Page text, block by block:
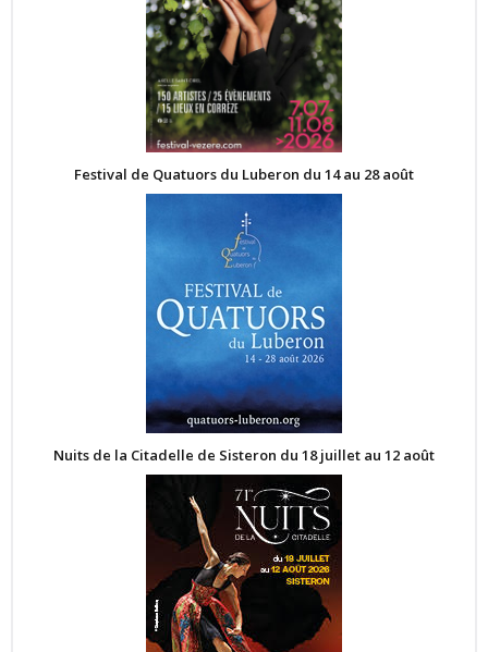
Festival de Quatuors du Luberon du 14 au 28 août
Nuits de la Citadelle de Sisteron du 18 juillet au 12 août